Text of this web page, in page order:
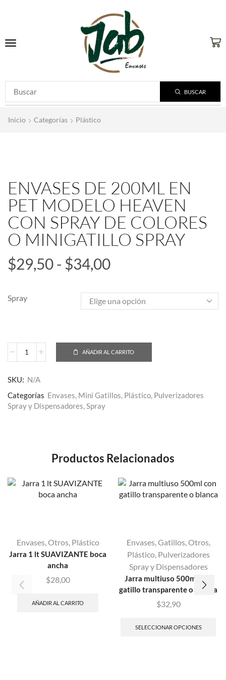
BUSCAR
Inicio Categorías Plástico
ENVASES DE 200ML EN
PET MODELO HEAVEN
CON SPRAY DE COLORES
O MINIGATILLO SPRAY
$29,50- $34,00
Spray
AÑADIR AL CARRITO
SKU: N/A
Categorías Envases, Mini Gatillos, Plástico, Pulverizadores
Spray y Dispensadores,Spray
Productos Relacionados
Envases,Otros, Plástico
Jarra 1 lt SUAVIZANTE boca
ancha
$28,00
AÑADIR AL CARRITO
Envases,Gatillos,Otros,
Plástico, Pulverizadores
Spray y Dispensadores
Jarra multiuso 500ml con
gatillo transparente o blanca
$32,90
SELECCIONAR OPCIONES